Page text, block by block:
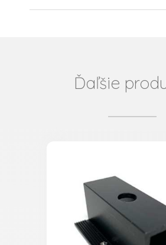
Ďaľšie